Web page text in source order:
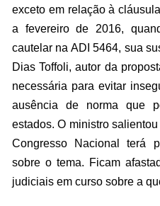
exceto em relação à
a fevereiro de 2016,
cautelar na ADI 5464, sua
Dias Toffoli, autor da
necessária para evitar
ausência de norma que
estados. O ministro
Congresso Nacional terá
sobre o tema. Ficam
judiciais em curso sobre a